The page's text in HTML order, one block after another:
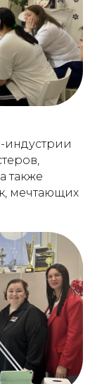
индустрии
также
мечтающих